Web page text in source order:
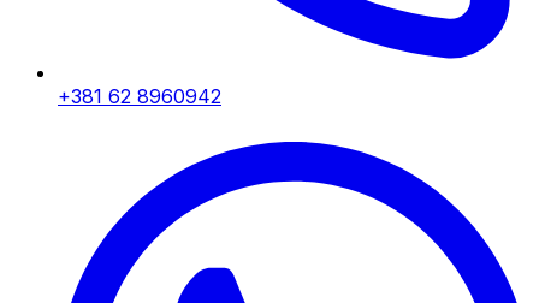
+381 62 8960942